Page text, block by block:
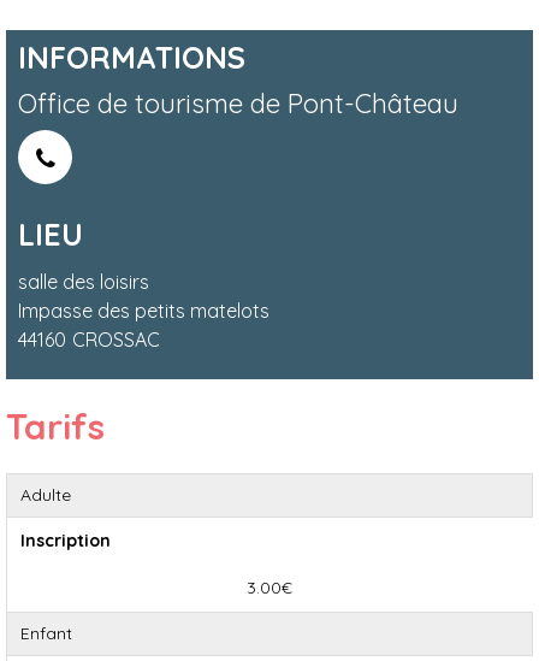
INFORMATIONS
Office de tourisme de Pont-Château
LIEU
salle des loisirs
Impasse des petits matelots
44160 CROSSAC
Tarifs
Adulte
Inscription
3.00€
Enfant